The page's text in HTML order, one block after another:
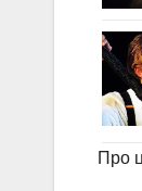
Про